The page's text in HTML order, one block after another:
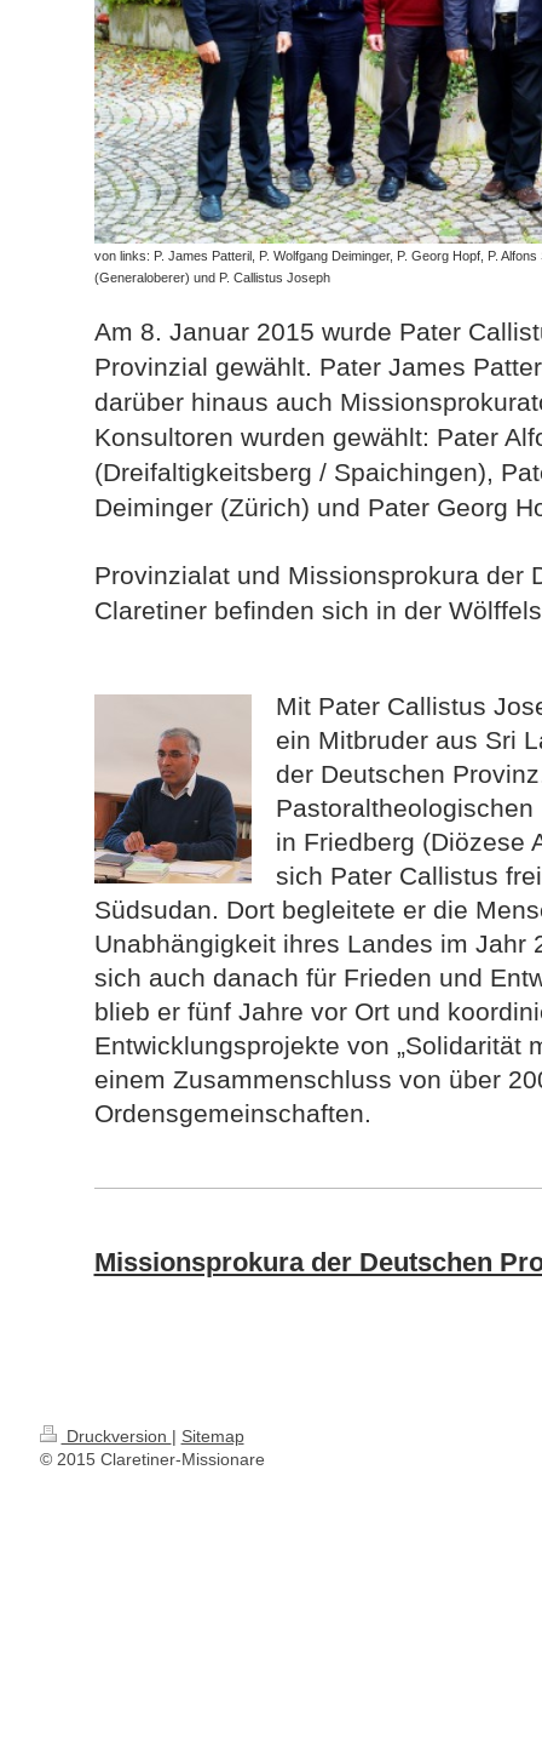
von links: P. James Patteril, P. Wolfgang Deiminger, P. Georg Hopf, P.
(Generaloberer) und P. Callistus Joseph
Am 8. Januar 2015 wurde Pater
Provinzial gewählt. Pater James
darüber hinaus auch
Konsultoren wurden gewählt: Pater
(Dreifaltigkeitsberg / Spaichingen),
Deiminger (Zürich) und Pater Georg
Provinzialat und Missionsprokura der
Claretiner befinden sich in der
Mit Pater Callistus
ein Mitbruder aus Sri
der Deutschen
in Friedberg (Diözese
sich Pater Callistus
Südsudan. Dort begleitete er die
Unabhängigkeit ihres Landes im Jahr
sich auch danach für Frieden und
blieb er fünf Jahre vor Ort und
Entwicklungsprojekte von „Solidarität
einem Zusammenschluss von über
Ordensgemeinschaften.
Missionsprokura der Deutschen
Druckversion | Sitemap
© 2015 Claretiner-Missionare